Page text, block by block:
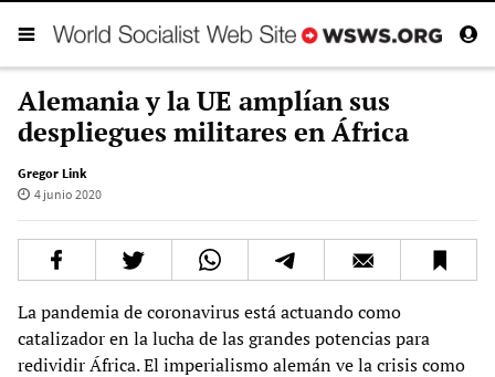
Alemania y la UE amplían sus
despliegues militares en África
Gregor Link
4 junio 2020
La pandemia de coronavirus está actuando como
catalizador en la lucha de las grandes potencias para
redividir África. El imperialismo alemán ve la crisis como